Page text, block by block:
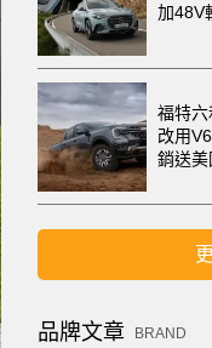
加48V
福特
改用
銷送
品牌文章 BRAND